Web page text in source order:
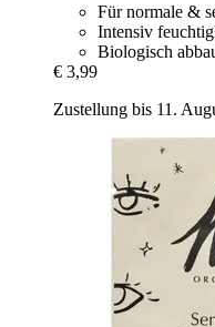
Für normale &
Intensiv
Biologisch
€ 3,99
Zustellung bis 11.